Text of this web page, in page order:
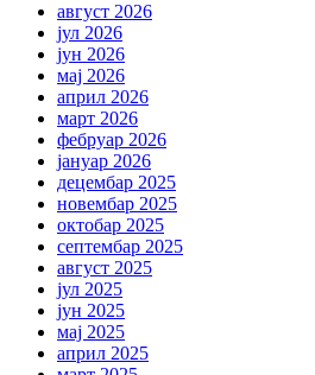
август 2026
јул 2026
јун 2026
мај 2026
април 2026
март 2026
фебруар 2026
јануар 2026
децембар 2025
новембар 2025
октобар 2025
септембар 2025
август 2025
јул 2025
јун 2025
мај 2025
април 2025